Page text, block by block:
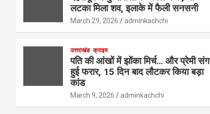
लटका मिला शव, इलाके में फैली सनसनी
March 29, 2026 adminkachchi
उत्तराखंड क्राइम
पति की आंखों में झोंका मिर्च… और प्रेमी संग
हुई फरार, 15 दिन बाद लौटकर किया बड़ा
कांड
March 9, 2026 adminkachchi